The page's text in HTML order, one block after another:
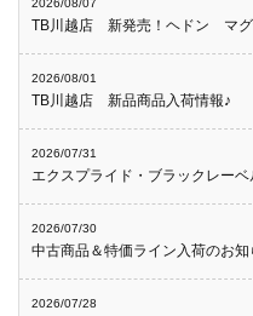
2026/08/07
TB川越店 新発売！ヘドン マ
2026/08/01
TB川越店 新品商品入荷情報♪
2026/07/31
エクスプライド・ブラックレー
2026/07/30
中古商品＆特価ライン入荷のお知
2026/07/28